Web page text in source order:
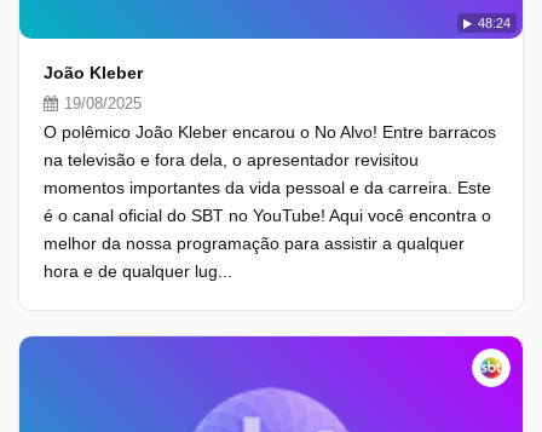
48:24
João Kleber
19/08/2025
O polêmico João Kleber encarou o No Alvo! Entre barracos
na televisão e fora dela, o apresentador revisitou
momentos importantes da vida pessoal e da carreira. Este
é o canal oficial do SBT no YouTube! Aqui você encontra o
melhor da nossa programação para assistir a qualquer
hora e de qualquer lug...